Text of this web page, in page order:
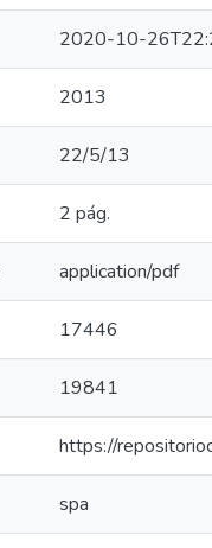
2020-10-
2013
22/5/13
2 pág.
application/pdf
17446
19841
https://
spa